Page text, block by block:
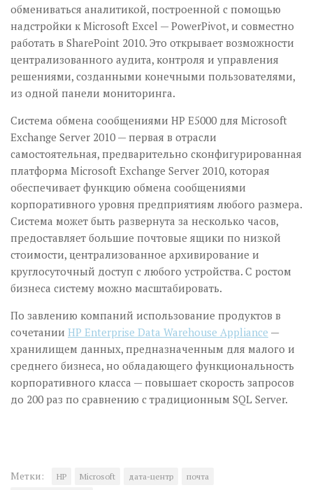
обмениваться аналитикой, построенной с помощью
надстройки к Microsoft Excel — PowerPivot, и совместно
работать в SharePoint 2010. Это открывает возможности
централизованного аудита, контроля и управления
решениями, созданными конечными пользователями,
из одной панели мониторинга.
Система обмена сообщениями HP Е5000 для Microsoft
Exchange Server 2010 — первая в отрасли
самостоятельная, предварительно сконфигурированная
платформа Microsoft Exchange Server 2010, которая
обеспечивает функцию обмена сообщениями
корпоративного уровня предприятиям любого размера.
Система может быть развернута за несколько часов,
предоставляет большие почтовые ящики по низкой
стоимости, централизованное архивирование и
круглосуточный доступ с любого устройства. С ростом
бизнеса систему можно масштабировать.
По завлению компаний использование продуктов в
сочетании HP Enterprise Data Warehouse Appliance —
хранилищем данных, предназначенным для малого и
среднего бизнеса, но обладающего функциональность
корпоративного класса — повышает скорость запросов
до 200 раз по сравнению с традиционным SQL Server.
Метки: HP Microsoft дата-центр
почта